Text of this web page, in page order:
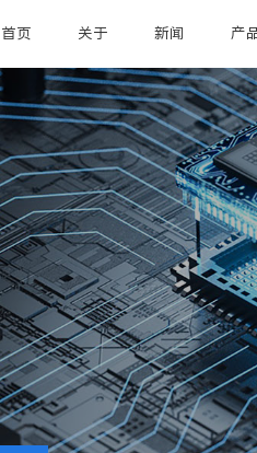
首页 关于 新闻 产